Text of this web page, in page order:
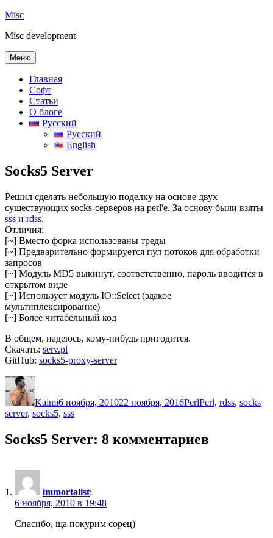
Перейти
содержимому
Misc
Misc development
Меню
Главная
Софт
Статьи
О блоге
Русский
Русский
English
Socks5 Server
Решил сделать небольшую поделку на основе двух
существующих socks-серверов на perl'e. За основу были взяты
sss и rdss.
Отличия:
[~] Вместо форка использованы треды
[~] Предварительно формируется пул потоков для обработки
запросов
[~] Модуль MD5 выкинут, соответственно, пароль вводится в
открытом виде
[~] Использует модуль IO::Select (эдакое
мультиплексирование)
[~] Более читабельный код
В общем, надеюсь, кому-нибудь пригодится.
Скачать: serv.pl
GitHub: socks5-proxy-server
Автор
Kaimi6 ноября, 201022 ноября, 2016PerlPerl, rdss, socks
server, socks5, sss
Socks5 Server: 8 комментариев
immortalist:
6 ноября, 2010 в 19:48
Спасибо, ща покурим сорец)